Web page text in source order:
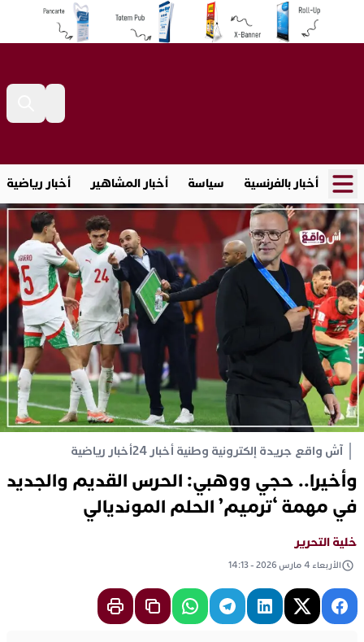
أخبار بالفرنسية سياسة أخبار المشاهير أخبار رياضية
آش واقع جريدة إلكترونية وطنية أخبار 24 أخبار رياضية
وأخيرا.. حجي ووهبي: الحرس القديم والجديد
في مهمة ‘ترميم’ الحلم المونديالي
خلية التحرير
الأربعاء 4 مارس 2026 - 14:13